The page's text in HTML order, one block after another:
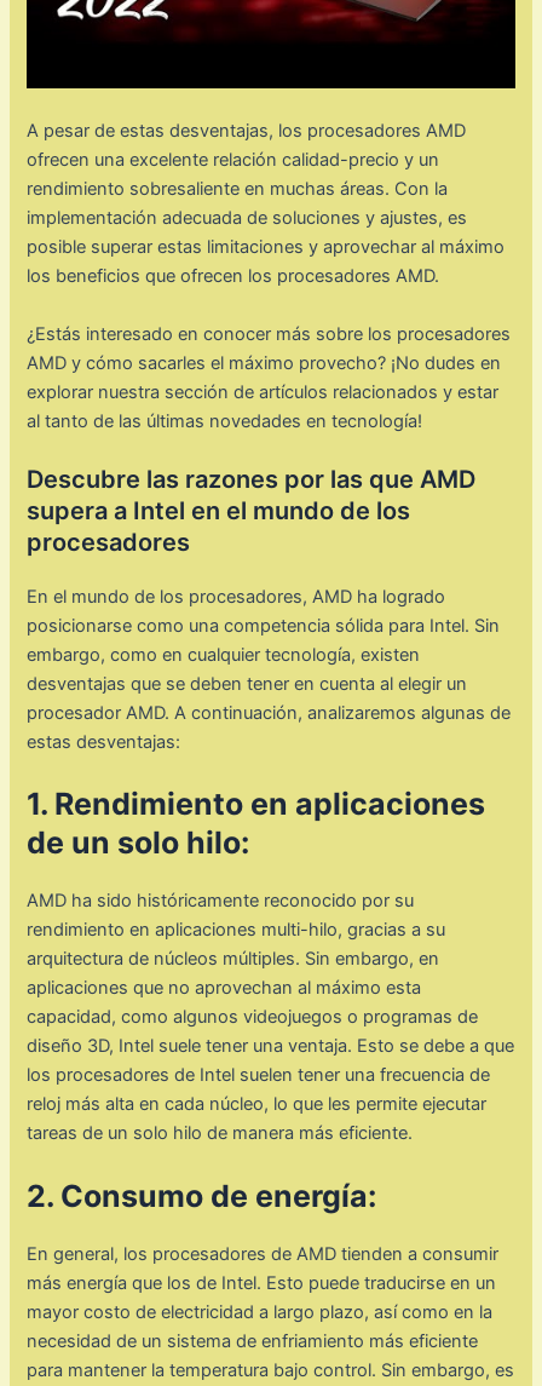
A pesar de estas desventajas, los procesadores AMD
ofrecen una excelente relación calidad-precio y un
rendimiento sobresaliente en muchas áreas. Con la
implementación adecuada de soluciones y ajustes, es
posible superar estas limitaciones y aprovechar al máximo
los beneficios que ofrecen los procesadores AMD.
¿Estás interesado en conocer más sobre los procesadores
AMD y cómo sacarles el máximo provecho? ¡No dudes en
explorar nuestra sección de artículos relacionados y estar
al tanto de las últimas novedades en tecnología!
Descubre las razones por las que AMD
supera a Intel en el mundo de los
procesadores
En el mundo de los procesadores, AMD ha logrado
posicionarse como una competencia sólida para Intel. Sin
embargo, como en cualquier tecnología, existen
desventajas que se deben tener en cuenta al elegir un
procesador AMD. A continuación, analizaremos algunas de
estas desventajas:
1. Rendimiento en aplicaciones
de un solo hilo:
AMD ha sido históricamente reconocido por su
rendimiento en aplicaciones multi-hilo, gracias a su
arquitectura de núcleos múltiples. Sin embargo, en
aplicaciones que no aprovechan al máximo esta
capacidad, como algunos videojuegos o programas de
diseño 3D, Intel suele tener una ventaja. Esto se debe a que
los procesadores de Intel suelen tener una frecuencia de
reloj más alta en cada núcleo, lo que les permite ejecutar
tareas de un solo hilo de manera más eficiente.
2. Consumo de energía:
En general, los procesadores de AMD tienden a consumir
más energía que los de Intel. Esto puede traducirse en un
mayor costo de electricidad a largo plazo, así como en la
necesidad de un sistema de enfriamiento más eficiente
para mantener la temperatura bajo control. Sin embargo, es